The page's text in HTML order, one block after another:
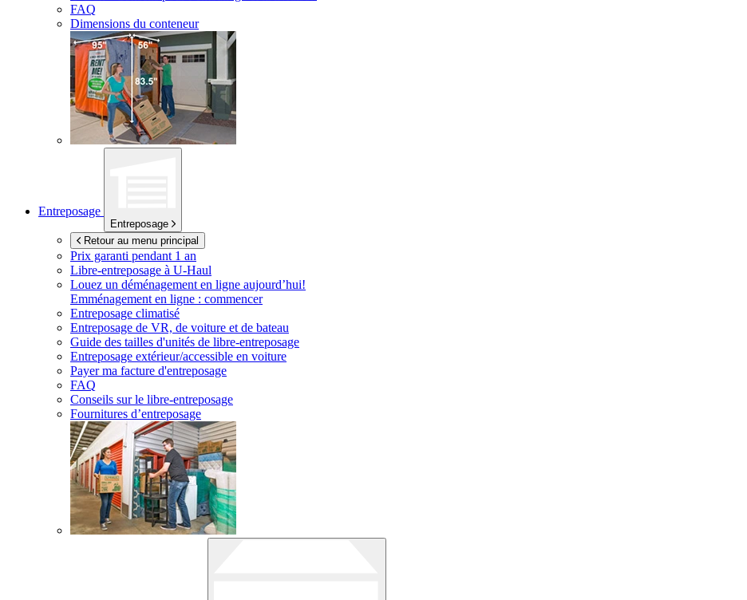
FAQ
Dimensions du conteneur
Entreposage
Entreposage
Retour au menu principal
Prix garanti pendant 1 an
Libre-entreposage à U-Haul
Louez un déménagement en ligne aujourd’hui!
Emménagement en ligne : commencer
Entreposage climatisé
Entreposage de VR, de voiture et de bateau
Guide des tailles d'unités de libre-entreposage
Entreposage extérieur/accessible en voiture
Payer ma facture d'entreposage
FAQ
Conseils sur le libre-entreposage
Fournitures d’entreposage